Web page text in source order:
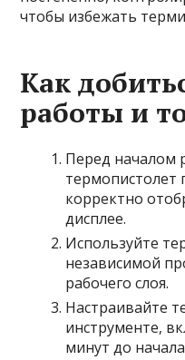
чтобы избежать
Как
работы и
Перед началом
термопистолет
корректно
дисплее.
Используйте
независимой
рабочего слоя.
Настраивайте
инструменте,
минут до